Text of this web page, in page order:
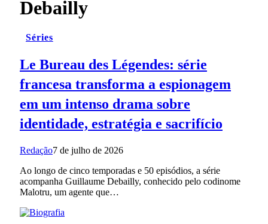
Debailly
Séries
Le Bureau des Légendes: série
francesa transforma a espionagem
em um intenso drama sobre
identidade, estratégia e sacrifício
Redação7 de julho de 2026
Ao longo de cinco temporadas e 50 episódios, a série
acompanha Guillaume Debailly, conhecido pelo codinome
Malotru, um agente que…